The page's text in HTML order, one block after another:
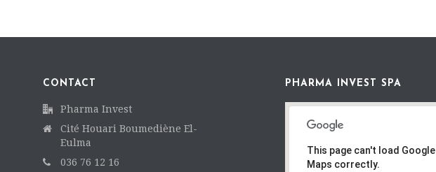
CONTACT
Pharma Invest
Cité Houari Boumediène El-
Eulma
036 76 12 16
PHARMA INVEST SPA
This page can't load Google
Maps correctly.